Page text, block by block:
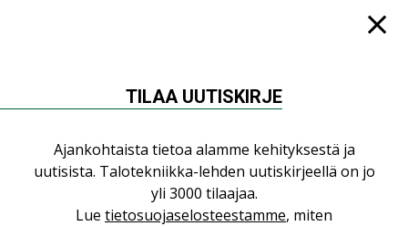
TILAA UUTISKIRJE
Ajankohtaista tietoa alamme kehityksestä ja
uutisista. Talotekniikka-lehden uutiskirjeellä on jo
yli 3000 tilaajaa.
Lue tietosuojaselosteestamme, miten